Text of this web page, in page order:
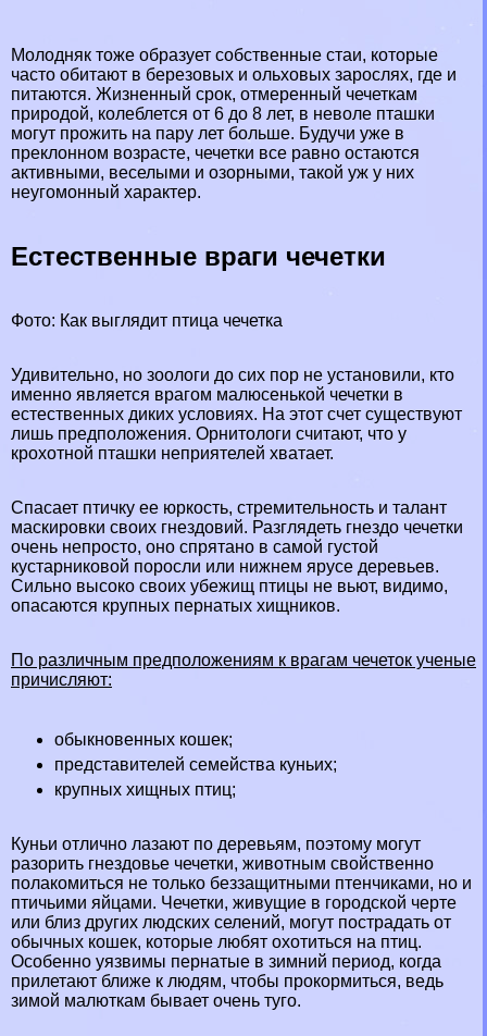
Молодняк тоже образует собственные стаи, которые
часто обитают в березовых и ольховых зарослях, где и
питаются. Жизненный срок, отмеренный чечеткам
природой, колeблется от 6 до 8 лет, в неволе пташки
могут прожить на пару лет больше. Будучи уже в
преклонном возрасте, чечетки все равно остаются
активными, веселыми и озорными, такой уж у них
неугомонный хаpaктер.
Естественные враги чечетки
Фото: Как выглядит птица чечетка
Удивительно, но зоологи до сих пор не установили, кто
именно является врагом малюсенькой чечетки в
естественных диких условиях. На этот счет существуют
лишь предположения. Орнитологи считают, что у
крохотной пташки неприятелей хватает.
Спасает птичку ее юркость, стремительность и талант
маскировки своих гнездовий. Разглядеть гнездо чечетки
очень непросто, оно спрятано в самой густой
кустарниковой поросли или нижнем ярусе деревьев.
Сильно высоко своих убежищ птицы не вьют, видимо,
опасаются крупных пернатых хищников.
По различным предположениям к врагам чечеток ученые
причисляют:
обыкновенных кошек;
представителей семейства куньих;
крупных хищных птиц;
Куньи отлично лазают по деревьям, поэтому могут
разорить гнездовье чечетки, животным свойственно
полакомиться не только беззащитными птенчиками, но и
птичьими яйцами. Чечетки, живущие в городской черте
или близ других людских селений, могут пострадать от
обычных кошек, которые любят охотиться на птиц.
Особенно уязвимы пернатые в зимний период, когда
прилетают ближе к людям, чтобы прокормиться, ведь
зимой малюткам бывает очень туго.